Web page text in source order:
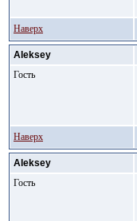
Наверх
Aleksey
Гость
Наверх
Aleksey
Гость